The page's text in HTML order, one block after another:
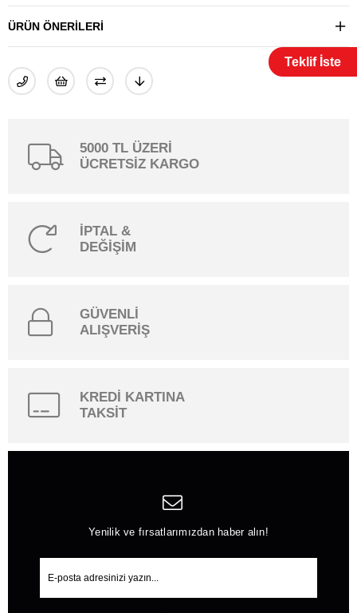
Teklif İste
ÜRÜN ÖNERILERI
5000 TL ÜZERİ
ÜCRETSİZ KARGO
İPTAL &
DEĞİŞİM
GÜVENLİ
ALIŞVERİŞ
KREDİ KARTINA
TAKSİT
Yenilik ve fırsatlarımızdan haber alın!